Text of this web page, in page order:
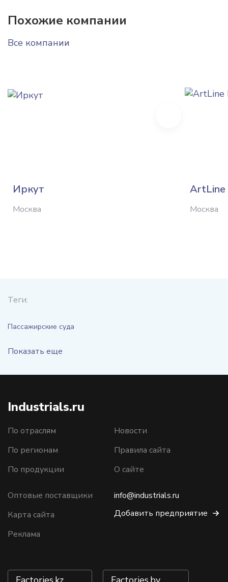
Похожие компании
Все компании
Иркут
Москва
ArtLine
Москва
Теги:
Пассажирские суда
Показать еще
Industrials.ru
По отраслям
По регионам
По продукции
Новости
Правила сайта
О сайте
Оптовые поставщики
Карта сайта
Реклама
info@industrials.ru
Добавить предприятие